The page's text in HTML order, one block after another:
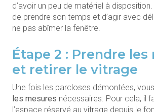
d’avoir un peu de matériel à
de prendre son temps et d’agir avec
ne pas abîmer la fenêtre.
Étape 2 : Prendre les
et retirer le vitrage
Une fois les parcloses démontées,
les mesures nécessaires. Pour cela, il
l’espace réservé au vitrage depuis le